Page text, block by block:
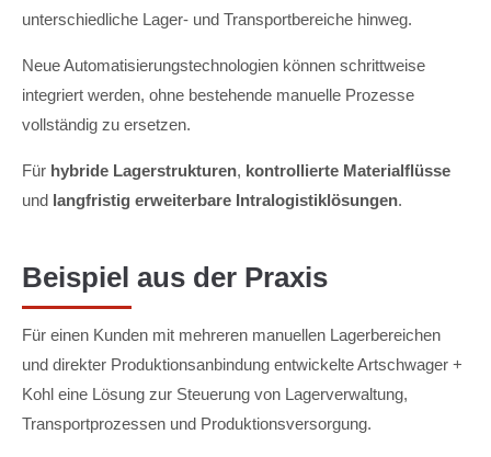
unterschiedliche Lager- und Transportbereiche hinweg.
Neue Automatisierungstechnologien können schrittweise
integriert werden, ohne bestehende manuelle Prozesse
vollständig zu ersetzen.
Für hybride Lagerstrukturen, kontrollierte Materialflüsse
und langfristig erweiterbare Intralogistiklösungen.
Beispiel aus der Praxis
Für einen Kunden mit mehreren manuellen Lagerbereichen
und direkter Produktionsanbindung entwickelte Artschwager +
Kohl eine Lösung zur Steuerung von Lagerverwaltung,
Transportprozessen und Produktionsversorgung.